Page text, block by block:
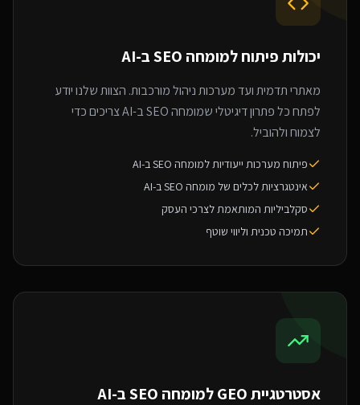
יכולות פיתוח למומחה SEO ב-AI
מאתרי תדמית ועד מערכות ניהול מורכבות. הצוות שלנו יודע
לפתח כל פתרון דיגיטלי שמומחה SEO ב-AI צריכים כדי
לצמוח ולהוביל.
פיתוח מערכות ייעודיות למומחה SEO ב-AI
אינטגרציות לכלים של מומחה SEO ב-AI
סקלביליות המותאמת לצרכי העסק
תמיכה טכנית וליווי שוטף
אסטרטגיית GEO ל מומחה SEO ב-AI